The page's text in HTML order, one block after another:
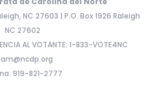
NC 27603 | P.O. Box 1926 Raleigh
NC 27602
AL VOTANTE: 1-833-VOTE4NC
919-821-2777